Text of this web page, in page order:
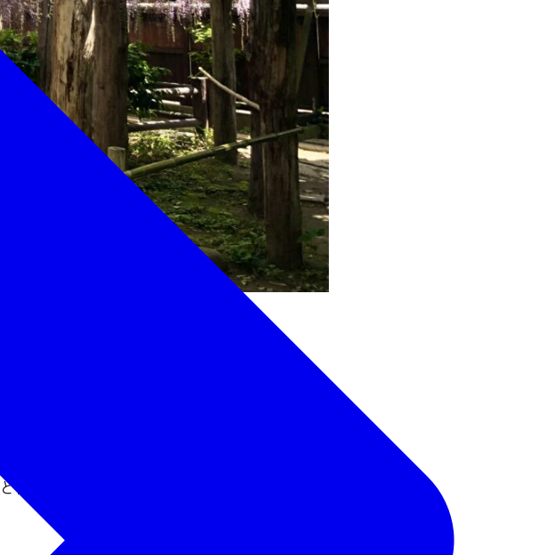
て持ち帰った藤を、御大工棟梁として
で一般公開しています。
る長い花房、樹齢、株の大きさ、由緒な
えられる一株と、その枝に広がる藤棚の